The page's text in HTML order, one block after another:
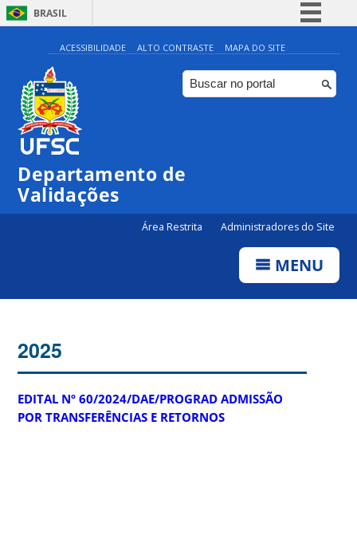
BRASIL
Simplifique!
Comunica BR
Participe
ACESSIBILIDADE ALTO CONTRASTE MAPA DO SITE
Departamento de
Validações
Área Restrita Administradores do Site
MENU
2025
EDITAL Nº 60/2024/DAE/PROGRAD ADMISSÃO
POR TRANSFERÊNCIAS E RETORNOS